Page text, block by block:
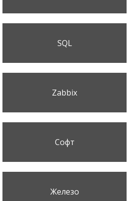
SQL
Zabbix
Софт
Железо